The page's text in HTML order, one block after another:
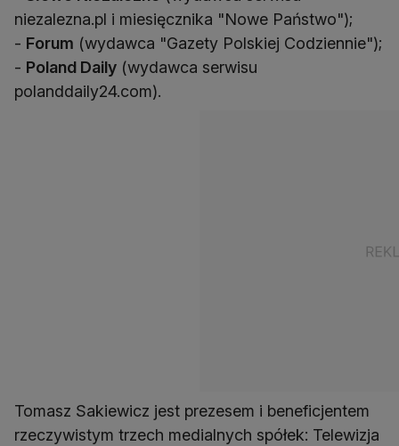
niezalezna.pl i miesięcznika "Nowe Państwo");
- Forum (wydawca "Gazety Polskiej Codziennie");
- Poland Daily (wydawca serwisu
polanddaily24.com).
Tomasz Sakiewicz jest prezesem i beneficjentem
rzeczywistym trzech medialnych spółek: Telewizja